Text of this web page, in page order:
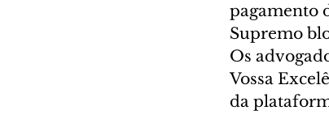
pagamento
Supremo
Os
Vossa
da